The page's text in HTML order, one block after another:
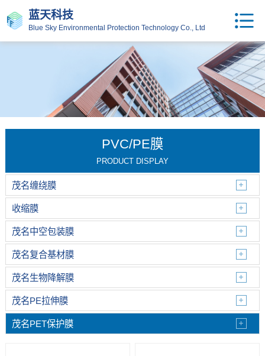
蓝天科技
Blue Sky Environmental Protection Technology Co., Ltd
PVC/PE膜
PRODUCT DISPLAY
茂名缠绕膜
收缩膜
茂名中空包装膜
茂名复合基材膜
茂名生物降解膜
茂名PE拉伸膜
茂名PET保护膜